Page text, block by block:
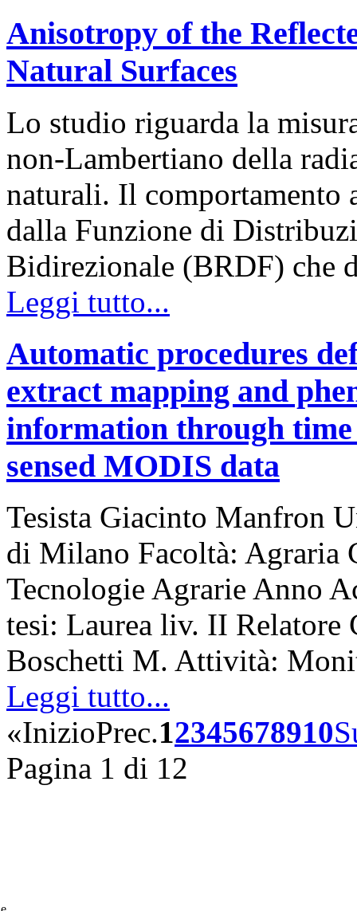
Anisotropy of the
Natural Surfaces
Lo studio riguarda la
non-Lambertiano della
naturali. Il comportamento
dalla Funzione di
Bidirezionale (BRDF) che
Leggi tutto...
Automatic procedures
extract mapping and
information through time
sensed MODIS data
Tesista Giacinto Manfron
di Milano Facoltà: Agraria
Tecnologie Agrarie Anno
tesi: Laurea liv. II
Boschetti M. Attività:
Leggi tutto...
«InizioPrec.12345678910
Pagina 1 di 12